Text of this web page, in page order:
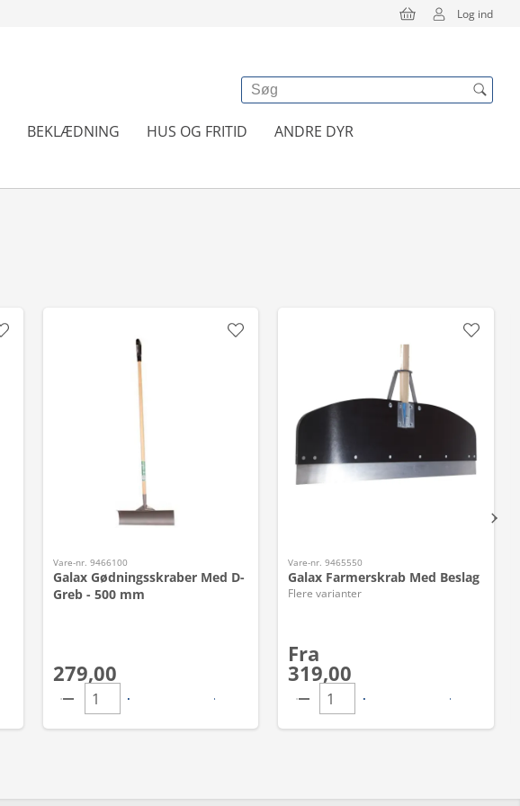
Log ind
BEKLÆDNING HUS OG FRITID
ANDRE DYR
Vare-nr. 9466100
Galax Gødningsskraber Med D-
Greb - 500 mm
279,00
Vare-nr. 9465550
Galax Farmerskrab Med Beslag
Flere varianter
Fra
319,00